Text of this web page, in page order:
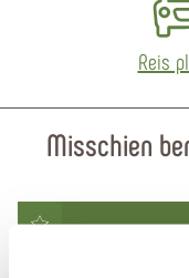
Reis
Misschien